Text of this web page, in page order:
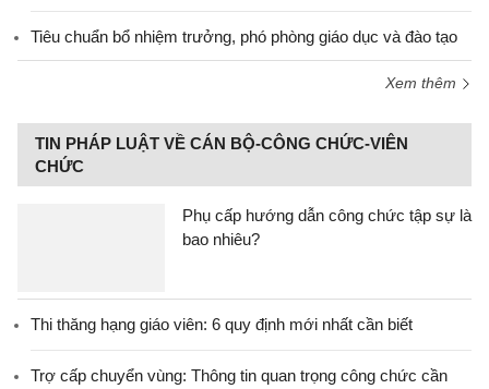
Tiêu chuẩn bổ nhiệm trưởng, phó phòng giáo dục và đào tạo
Xem thêm
TIN PHÁP LUẬT VỀ CÁN BỘ-CÔNG CHỨC-VIÊN
CHỨC
Phụ cấp hướng dẫn công chức tập sự là
bao nhiêu?
Thi thăng hạng giáo viên: 6 quy định mới nhất cần biết
Trợ cấp chuyển vùng: Thông tin quan trọng công chức cần